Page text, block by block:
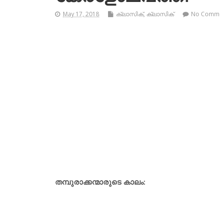
May 17, 2018 ക്ലാസിക്, ക്ലാസിക്‌ No
തമ്പുരാക്കന്മാരുടെ കാലം: